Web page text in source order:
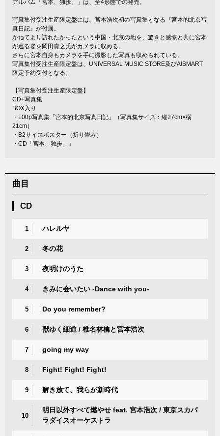
アルバム「宮本、独歩。」は、全4形態での発売。
写真集付受注生産限定盤には、宮本浩次初の写真集となる『宮本的北京写
真日記』が付属。
かねてより訪れたかったという中国・北京の地を、驚きと感慨と共に宮本
が巡る姿を岡田貴之氏がカメラに収める。
さらに宮本自身もカメラを手に撮影した写真も収められている。
写真集付受注生産限定盤は、UNIVERSAL MUSIC STORE及びA!SMART
限定予約受付となる。
【写真集付受注生産限定盤】
CD+写真集
BOX入り
・100p写真集「宮本的北京写真日記」（写真集サイズ：縦27cm×横
21cm）
・B2サイズポスター（折り畳み）
・CD「宮本、独歩。」
曲目
CD
1 ハレルヤ
2 冬の花
3 夜明けのうた
4 きみに会いたい -Dance with you-
5 Do you remember?
6 獣ゆく細道 / 椎名林檎と宮本浩次
7 going my way
8 Fight! Fight! Fight!
9 解き放て、我らが新時代
10
明日以外すべて燃やせ feat. 宮本浩次 / 東京スカパ
ラダイスオーケストラ